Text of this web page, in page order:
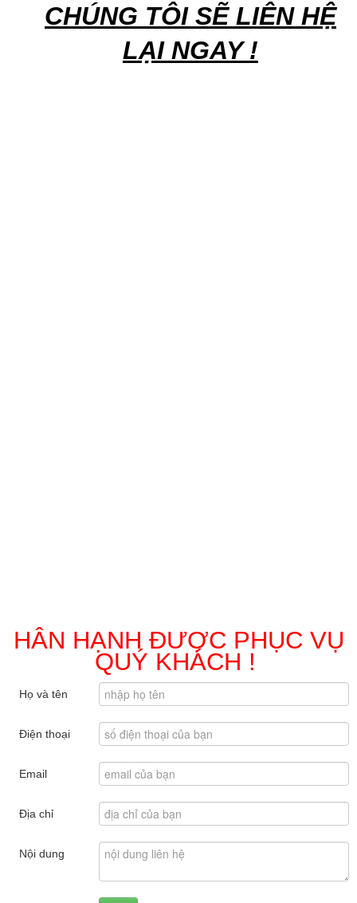
CHÚNG TÔI SẼ LIÊN HỆ
LẠI NGAY !
HÂN HẠNH ĐƯỢC PHỤC VỤ
QUÝ KHÁCH !
Họ và tên
Điện thoại
Email
Địa chỉ
Nội dung